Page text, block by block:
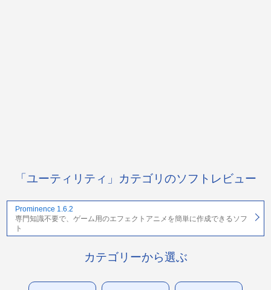
「ユーティリティ」カテゴリのソフトレビュー
Prominence 1.6.2
専門知識不要で、ゲーム用のエフェクトアニメを簡単に作成できるソフ
ト
カテゴリーから選ぶ